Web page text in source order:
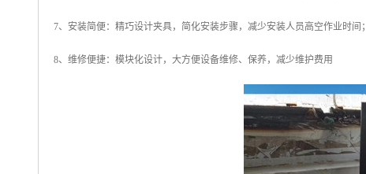
7、安装简便：精巧设计夹具，简化安装步骤，减少安装人员高空作业时间；
8、维修便捷：模块化设计，大方便设备维修、保养，减少维护费用